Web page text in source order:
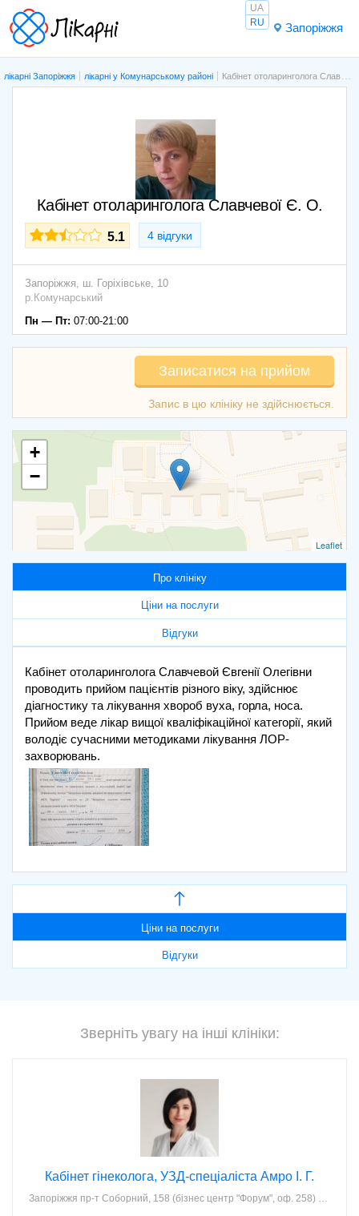
Запоріжжя
UA
RU
лікарні Запоріжжя лікарні у Комунарському районі Кабінет отоларинголога Славчевої Є. О.
Кабінет отоларинголога Славчевої Є. О.
5.1 4 відгуки
Запоріжжя,
ш. Горіхівське, 10
р.Комунарський
Пн — Пт: 07:00-21:00
Записатися на прийом
+
−
Leaflet
Про клініку
Ціни на послуги
Відгуки
Кабінет отоларинголога Славчевой Євгенії Олегівни
проводить прийом пацієнтів різного віку, здійснює
діагностику та лікування хвороб вуха, горла, носа.
Прийом веде лікар вищої кваліфікаційної категорії, який
володіє сучасними методиками лікування ЛОР-
захворювань.
Ціни на послуги
Відгуки
Зверніть увагу на інші клініки:
Кабінет гінеколога, УЗД-спеціаліста Амро І. Г.
Запоріжжя пр-т Соборний, 158 (бізнес центр "Форум", оф. 258)